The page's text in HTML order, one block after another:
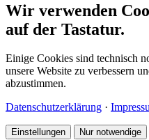
Wir verwenden
auf der Tastatur.
Einige Cookies sind technisch
unsere Website zu verbessern
abzustimmen.
Datenschutzerklärung ·
Einstellungen Nur notwendige